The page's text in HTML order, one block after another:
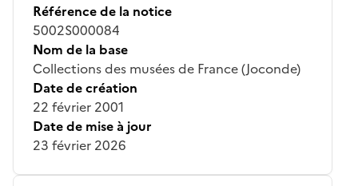
Référence de la notice
5002S000084
Nom de la base
Collections des musées de France (Joconde)
Date de création
22 février 2001
Date de mise à jour
23 février 2026